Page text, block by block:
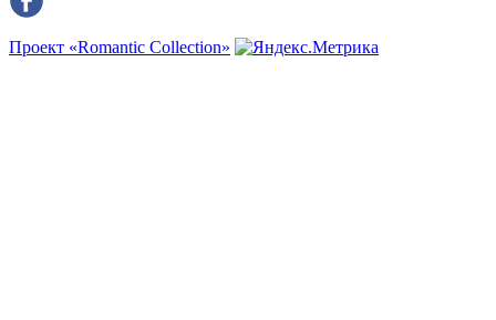
Проект «Romantic Collection»